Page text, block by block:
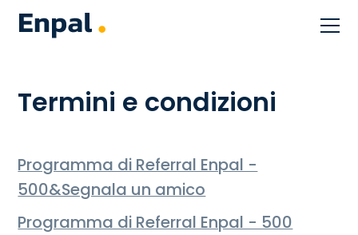
Termini e condizioni
Programma di Referral Enpal -
500&Segnala un amico
Programma di Referral Enpal - 500